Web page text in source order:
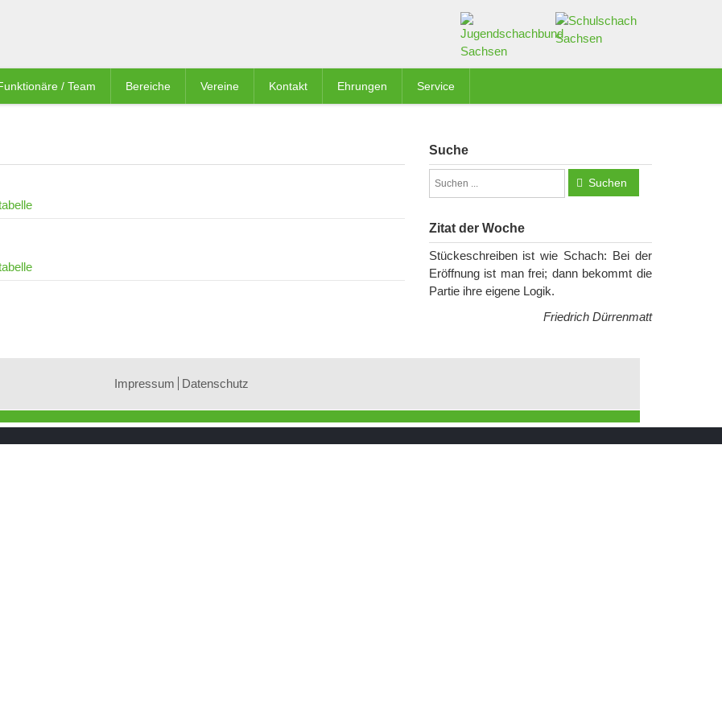
/ Team Bereiche Vereine Kontakt Ehrungen Service
Suche
Suchen
Zitat der Woche
Stückeschreiben ist wie Schach: Bei der
Eröffnung ist man frei; dann bekommt die
Partie ihre eigene Logik.
Friedrich Dürrenmatt
Impressum Datenschutz